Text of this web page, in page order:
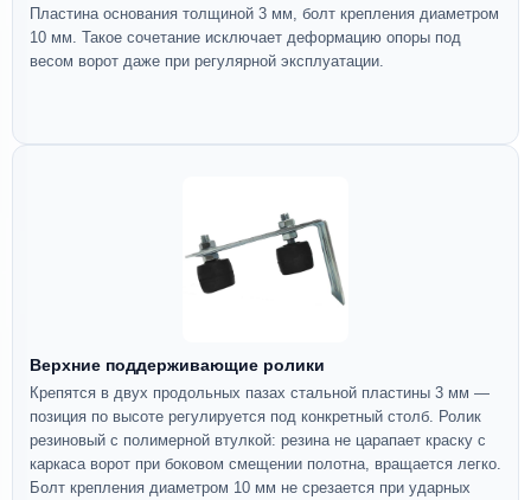
Пластина основания толщиной 3 мм, болт крепления диаметром
10 мм. Такое сочетание исключает деформацию опоры под
весом ворот даже при регулярной эксплуатации.
Верхние поддерживающие ролики
Крепятся в двух продольных пазах стальной пластины 3 мм —
позиция по высоте регулируется под конкретный столб. Ролик
резиновый с полимерной втулкой: резина не царапает краску с
каркаса ворот при боковом смещении полотна, вращается легко.
Болт крепления диаметром 10 мм не срезается при ударных